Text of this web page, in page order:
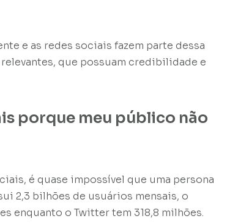
e as redes sociais fazem parte dessa
que possuam credibilidade e
porque meu público não
é quase impossível que uma persona
2,3 bilhões de usuários mensais, o
enquanto o Twitter tem 318,8 milhões.